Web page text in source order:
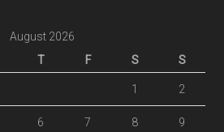
August 2026
T F S S
1 2
6 7 8 9